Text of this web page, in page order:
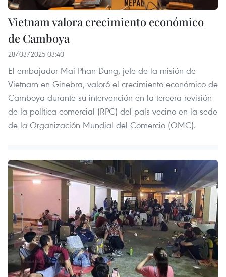
Vietnam valora crecimiento económico
de Camboya
28/03/2025 03:40
El embajador Mai Phan Dung, jefe de la misión de
Vietnam en Ginebra, valoró el crecimiento económico de
Camboya durante su intervención en la tercera revisión
de la política comercial (RPC) del país vecino en la sede
de la Organización Mundial del Comercio (OMC).